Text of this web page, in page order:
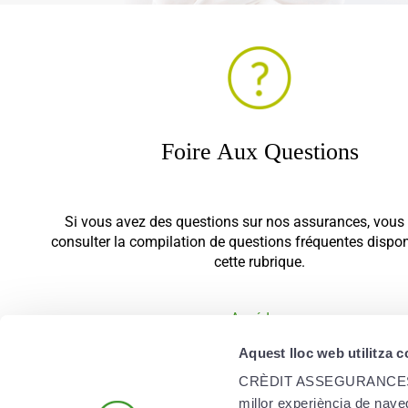
Aquest lloc web utilitza
CRÈDIT
millor experiència de
Foire Aux Questions
Si vous avez des questions sur nos assurances,
consulter la compilation de questions fréquentes
cette rubrique.
Accéder ›